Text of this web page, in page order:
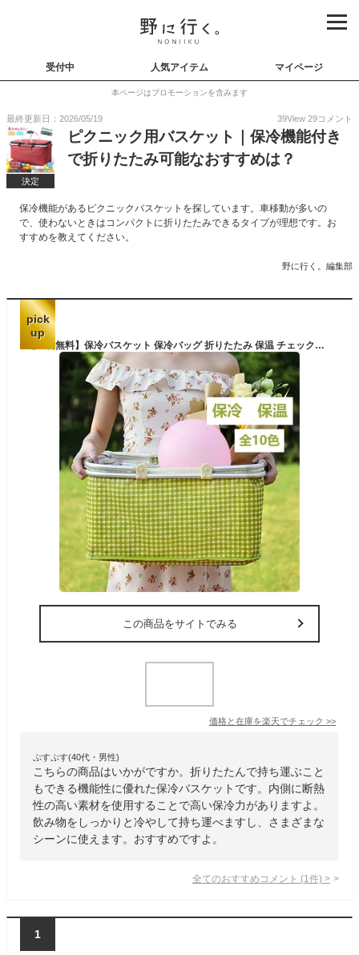
受付中 人気アイテム マイページ
本ページはプロモーションを含みます
最終更新日：2026/05/19 39View 29コメント
決定
ピクニック用バスケット｜保冷機能付き
で折りたたみ可能なおすすめは？
保冷機能があるピクニックバスケットを探しています。車移動が多いの
で、使わないときはコンパクトに折りたたみできるタイプが理想です。お
すすめを教えてください。
野に行く。編集部
pick
up
【送料無料】保冷バスケット 保冷バッグ 折りたたみ 保温 チェック柄 おしゃれ ピクニック レジカゴ型 エコバッグ レジカゴ 買い物かご バスケット 花見 友達 運動会ランチボックス ショッピングカート クーラーバスケット かごバッグ 持ち手付き
この商品をサイトでみる
価格と在庫を楽天でチェック >>
ぷすぷす(40代・男性)
こちらの商品はいかがですか。折りたたんで持ち運ぶこと
もできる機能性に優れた保冷バスケットです。内側に断熱
性の高い素材を使用することで高い保冷力がありますよ。
飲み物をしっかりと冷やして持ち運べますし、さまざまな
シーンに使えます。おすすめですよ。
全てのおすすめコメント (1 件) >
1